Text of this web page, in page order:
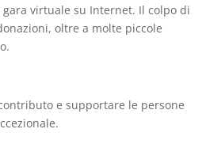
virtuale su Internet. Il colpo di
oltre a molte piccole
e supportare le persone